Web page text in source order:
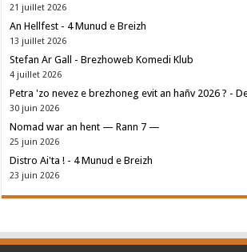
21 juillet 2026
An Hellfest - 4 Munud e Breizh
13 juillet 2026
Stefan Ar Gall - Brezhoweb Komedi Klub
4 juillet 2026
Petra 'zo nevez e brezhoneg evit an hañv 2026 ? -
30 juin 2026
Nomad war an hent — Rann 7 —
25 juin 2026
Distro Ai'ta ! - 4 Munud e Breizh
23 juin 2026